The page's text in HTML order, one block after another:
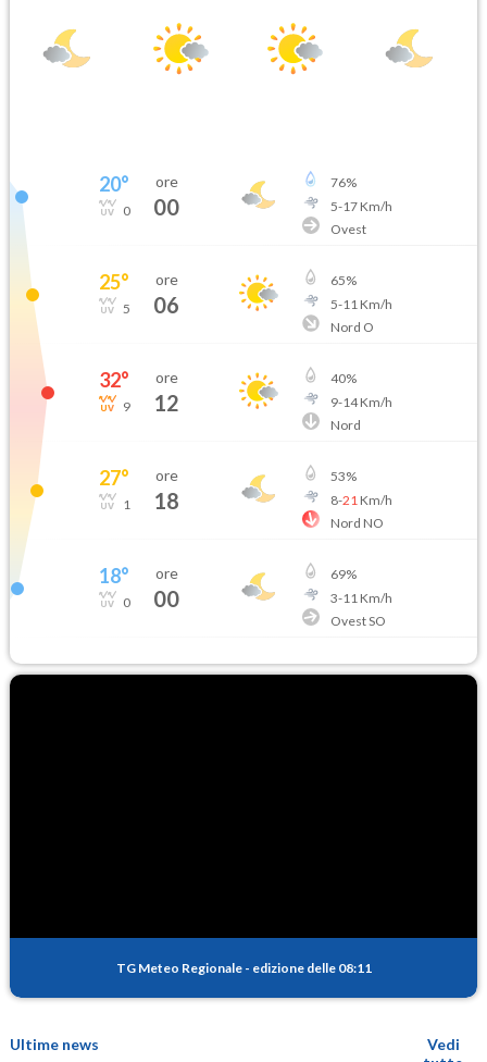
20°
0
ore
00
76%
5-17Km/h
Ovest
25°
5
ore
06
65%
5-11 Km/h
Nord O
32°
9
ore
12
40%
9-14Km/h
Nord
27°
1
ore
18
53%
8-21 Km/h
Nord NO
18°
0
ore
00
69%
3-11 Km/h
Ovest SO
TG Meteo Regionale - edizione delle 08:11
Ultime news
Vedi